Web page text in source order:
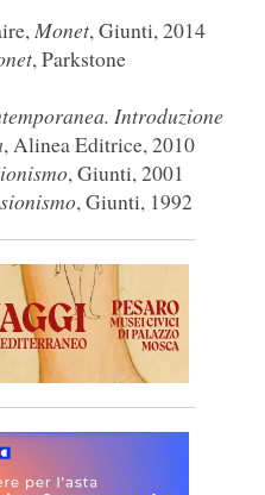
Monet, Giunti, 2014
, Parkstone
Introduzione
, Alinea Editrice, 2010
, Giunti, 2001
, Giunti, 1992